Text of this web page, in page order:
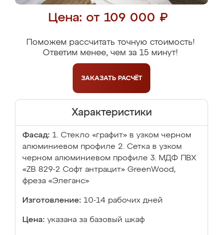
Цена: от 109 000 ₽
Поможем рассчитать точную стоимость!
Ответим менее, чем за 15 минут!
ЗАКАЗАТЬ РАСЧЁТ
Характеристики
Фасад: 1. Стекло «графит» в узком черном
алюминиевом профиле 2. Сетка в узком
черном алюминиевом профиле 3. МДФ ПВХ
«ZB 829-2 Софт антрацит» GreenWood,
фреза «Элеганс»
Изготовление: 10-14 рабочих дней
Цена: указана за базовый шкаф